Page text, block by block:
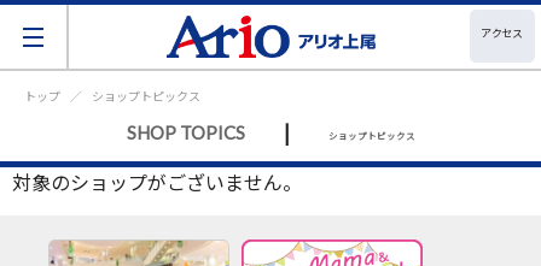
アクセス
トップ ショップトピックス
SHOP TOPICS | ショップトピックス
対象のショップがございません。